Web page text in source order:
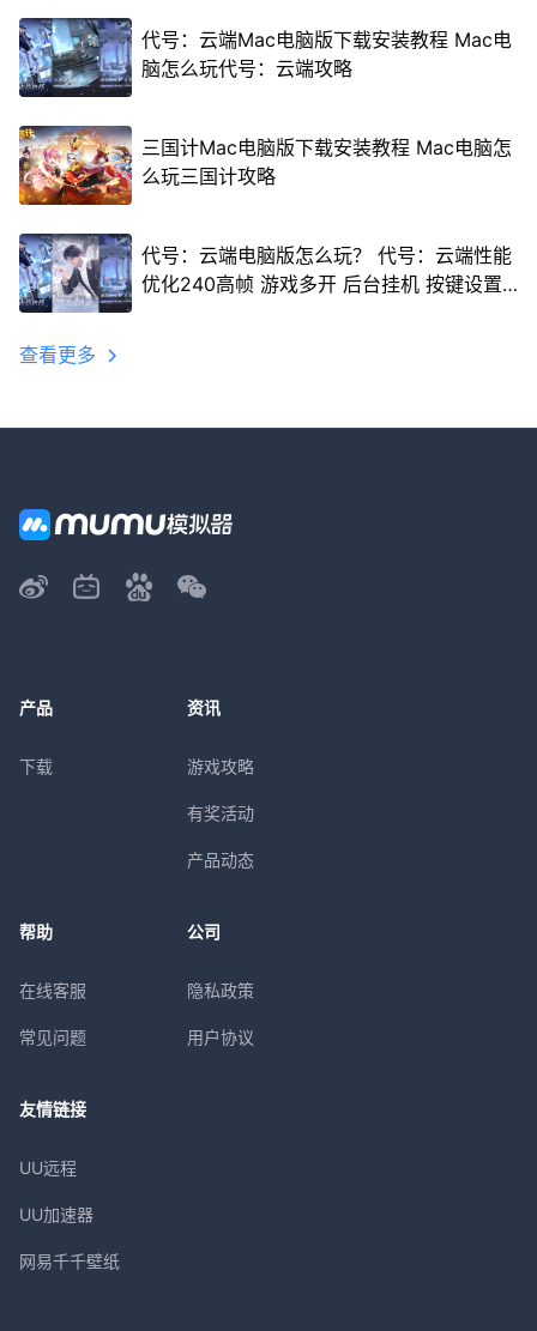
代号：云端Mac电脑版下载安装教程 Mac电
脑怎么玩代号：云端攻略
三国计Mac电脑版下载安装教程 Mac电脑怎
么玩三国计攻略
代号：云端电脑版怎么玩？ 代号：云端性能
优化240高帧 游戏多开 后台挂机 按键设置
查看更多
产品
下载
资讯
游戏攻略
有奖活动
产品动态
帮助
在线客服
常见问题
公司
隐私政策
用户协议
友情链接
UU远程
UU加速器
网易千千壁纸